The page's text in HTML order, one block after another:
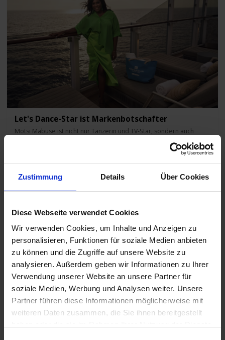
Zustimmung Details Über Cookies
Diese Webseite verwendet Cookies
Wir verwenden Cookies, um Inhalte und Anzeigen zu
personalisieren, Funktionen für soziale Medien anbieten
zu können und die Zugriffe auf unsere Website zu
analysieren. Außerdem geben wir Informationen zu Ihrer
Verwendung unserer Website an unsere Partner für
soziale Medien, Werbung und Analysen weiter. Unsere
Partner führen diese Informationen möglicherweise mit
weiteren Daten zusammen, die Sie ihnen bereitgestellt
Let's Dance-Star ist Markenbotschafter
Motsi Mabuse ist nicht nur Tänzerin und TV-Star, sondern auch
Jetzt hat sie sich auf der neuen Norwegian Aqua umgesehen und
Alaaf und Helau auf der Mein Schiff 7
Die beliebte Eventreise „Jeckliner“ geht in die sechste Runde und